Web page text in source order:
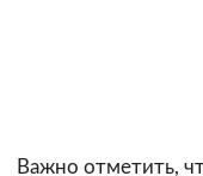
Важно отметить,